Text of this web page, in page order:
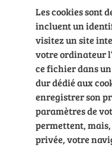
Les cookies sont
incluent un
visitez un site
votre ordinateur
ce fichier dans
dur dédié aux
enregistrer son
paramètres de
permettent,
privée, votre